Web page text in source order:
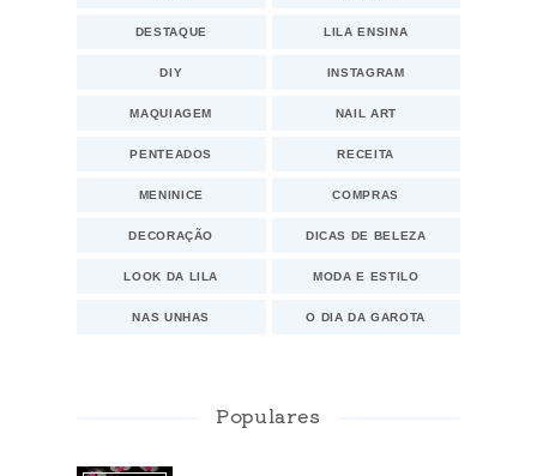
DESTAQUE LILA ENSINA
DIY INSTAGRAM
MAQUIAGEM NAIL ART
PENTEADOS RECEITA
MENINICE COMPRAS
DECORAÇÃO DICAS DE BELEZA
LOOK DA LILA MODA E ESTILO
NAS UNHAS O DIA DA GAROTA
Populares